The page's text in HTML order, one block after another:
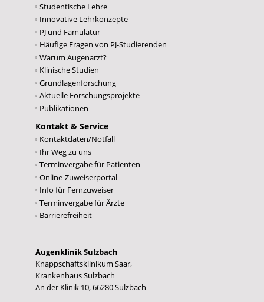
Augenklinik Sulzbach
Knappschaftsklinikum Saar,
Krankenhaus Sulzbach
An der Klinik 10, 66280 Sulzbach
Studentische Lehre
Innovative Lehrkonzepte
PJ und Famulatur
Häufige Fragen von PJ-Studierenden
Warum Augenarzt?
Klinische Studien
Grundlagenforschung
Aktuelle Forschungsprojekte
Publikationen
Kontakt & Service
Kontaktdaten/Notfall
Ihr Weg zu uns
Terminvergabe für Patienten
Online-Zuweiserportal
Info für Fernzuweiser
Terminvergabe für Ärzte
Barrierefreiheit